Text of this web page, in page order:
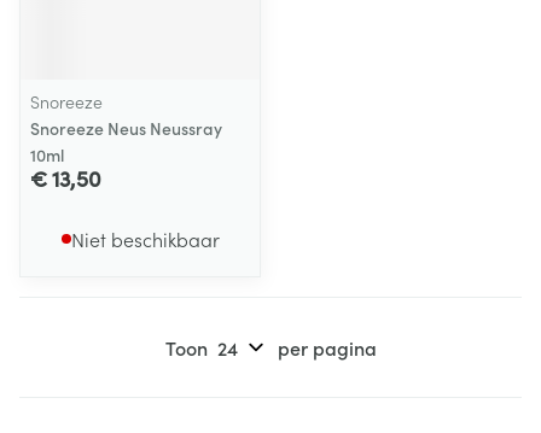
Snoreeze
Snoreeze Neus Neussray
10ml
€ 13,50
Niet beschikbaar
Toon per pagina